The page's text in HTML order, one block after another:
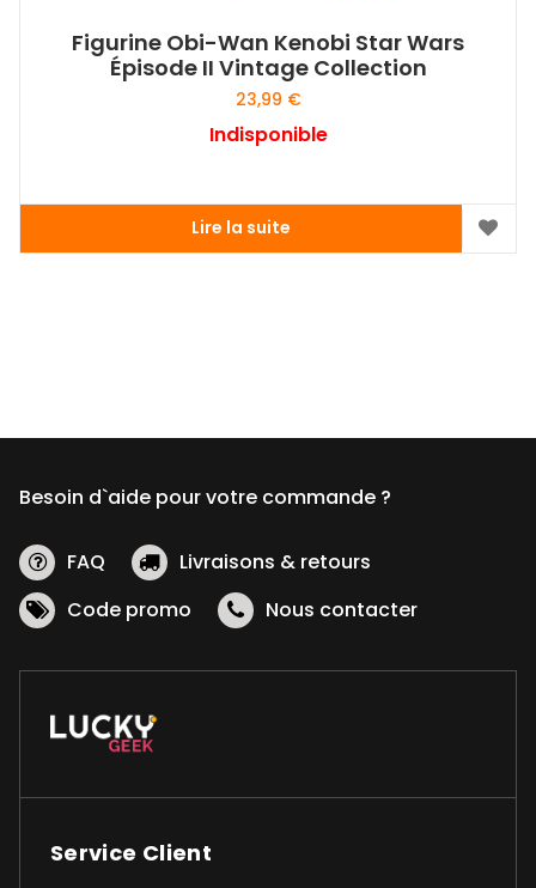
Figurine Obi-Wan Kenobi Star Wars
Épisode II Vintage Collection
23,99 €
Indisponible
Lire la suite
Besoin d`aide pour votre commande ?
FAQ
Livraisons & retours
Code promo
Nous contacter
Service Client